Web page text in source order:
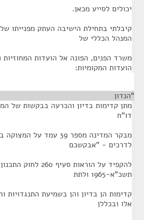
יכולים לסייע מכאן.
קיבלתי בתחילת הישיבה העתק מפנייתו
המנהל הכללי של
משרד הפנים, הפונה אל הועדות המחוזיות
הועדות המקומיות:
"הנדון
מתן קדימות בדיון והכרעה בבקשות של
דו"ח
מבקר המדינה מספר 39 עמד על
לדרכים - "אבקשכם
להקפיד על הוראות סעיף 260
תשכ"א-1965 ולתת
קדימות הן בדיון והן בשמיעת התנגדויות
אלו ובכללן